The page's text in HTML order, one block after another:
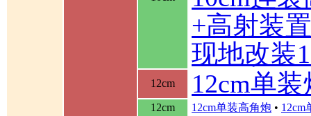
+高射装
现地改装
12cm 12cm单装
12cm 12cm单装高角炮 • 12cm